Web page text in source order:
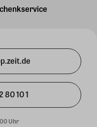
80 10 1
Uhr